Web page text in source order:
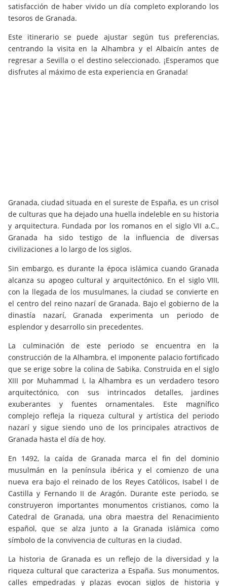
satisfacción de haber vivido un día completo explorando los
tesoros de Granada.
Este itinerario se puede ajustar según tus preferencias,
centrando la visita en la Alhambra y el Albaicín antes de
regresar a Sevilla o el destino seleccionado. ¡Esperamos que
disfrutes al máximo de esta experiencia en Granada!
Granada, ciudad situada en el sureste de España, es un crisol
de culturas que ha dejado una huella indeleble en su historia
y arquitectura. Fundada por los romanos en el siglo VII a.C.,
Granada ha sido testigo de la influencia de diversas
civilizaciones a lo largo de los siglos.
Sin embargo, es durante la época islámica cuando Granada
alcanza su apogeo cultural y arquitectónico. En el siglo VIII,
con la llegada de los musulmanes, la ciudad se convierte en
el centro del reino nazarí de Granada. Bajo el gobierno de la
dinastía nazarí, Granada experimenta un periodo de
esplendor y desarrollo sin precedentes.
La culminación de este periodo se encuentra en la
construcción de la Alhambra, el imponente palacio fortificado
que se erige sobre la colina de Sabika. Construida en el siglo
XIII por Muhammad I, la Alhambra es un verdadero tesoro
arquitectónico, con sus intrincados detalles, jardines
exuberantes y fuentes ornamentales. Este magnífico
complejo refleja la riqueza cultural y artística del periodo
nazarí y sigue siendo uno de los principales atractivos de
Granada hasta el día de hoy.
En 1492, la caída de Granada marca el fin del dominio
musulmán en la península ibérica y el comienzo de una
nueva era bajo el reinado de los Reyes Católicos, Isabel I de
Castilla y Fernando II de Aragón. Durante este periodo, se
construyeron importantes monumentos cristianos, como la
Catedral de Granada, una obra maestra del Renacimiento
español, que se alza junto a la Granada islámica como
símbolo de la convivencia de culturas en la ciudad.
La historia de Granada es un reflejo de la diversidad y la
riqueza cultural que caracteriza a España. Sus monumentos,
calles empedradas y plazas evocan siglos de historia y